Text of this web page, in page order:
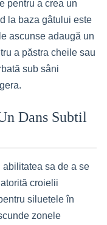
pentru a crea un
la baza gâtului este
ascunse adaugă un
a păstra cheile sau
sub sâni
Dans Subtil
sa de a se
croielii
siluetele în
zonele